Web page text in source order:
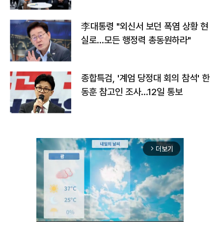
李대통령 "외신서 보던 폭염 상황 현
실로…모든 행정력 총동원하라"
종합특검, '계엄 당정대 회의 참석' 한
동훈 참고인 조사...12일 통보
arrow_forward_ios 더보기